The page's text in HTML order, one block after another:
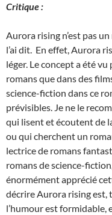
Critique :
Aurora rising n’est pas
l’ai dit. En effet, Aurora
léger. Le concept a été
romans que dans des
science-fiction dans ce
prévisibles. Je ne le
qui lisent et écoutent de
ou qui cherchent un
lectrice de romans
romans de science-
énormément apprécié
décrire Aurora rising est,
l’humour est formidable,